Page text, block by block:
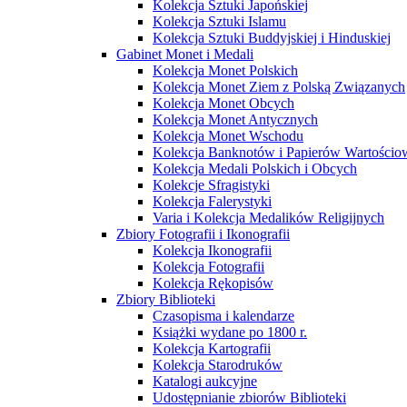
Kolekcja Sztuki Japońskiej
Kolekcja Sztuki Islamu
Kolekcja Sztuki Buddyjskiej i Hinduskiej
Gabinet Monet i Medali
Kolekcja Monet Polskich
Kolekcja Monet Ziem z Polską Związanych
Kolekcja Monet Obcych
Kolekcja Monet Antycznych
Kolekcja Monet Wschodu
Kolekcja Banknotów i Papierów
Kolekcja Medali Polskich i Obcych
Kolekcje Sfragistyki
Kolekcja Falerystyki
Varia i Kolekcja Medalików Religijnych
Zbiory Fotografii i Ikonografii
Kolekcja Ikonografii
Kolekcja Fotografii
Kolekcja Rękopisów
Zbiory Biblioteki
Czasopisma i kalendarze
Książki wydane po 1800 r.
Kolekcja Kartografii
Kolekcja Starodruków
Katalogi aukcyjne
Udostępnianie zbiorów Biblioteki